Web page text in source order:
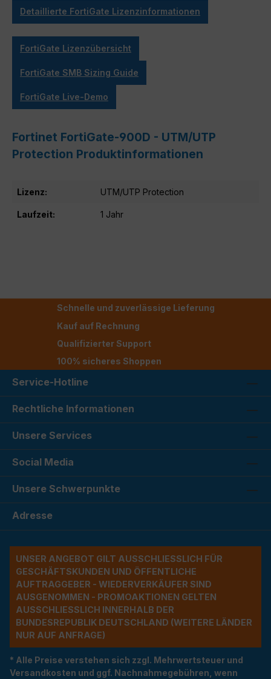
Detaillierte FortiGate Lizenzinformationen
FortiGate Lizenzübersicht
FortiGate SMB Sizing Guide
FortiGate Live-Demo
Fortinet FortiGate-900D - UTM/UTP
Protection Produktinformationen
Lizenz: UTM/UTP Protection
Laufzeit: 1 Jahr
Schnelle und zuverlässige Lieferung
Kauf auf Rechnung
Qualifizierter Support
100% sicheres Shoppen
Service-Hotline
Rechtliche Informationen
Unsere Services
Social Media
Unsere Schwerpunkte
Adresse
UNSER ANGEBOT GILT AUSSCHLIESSLICH FÜR G
ESCHÄFTSKUNDEN UND ÖFFENTLICHE A
UFTRAGGEBER - WIEDERVERKÄUFER SIND A
USGENOMMEN - PROMOAKTIONEN GELTEN A
USSCHLIESSLICH INNERHALB DER BU
NDESREPUBLIK DEUTSCHLAND (WEITERE LÄNDER NU
R AUF ANFRAGE)
* Alle Preise verstehen sich zzgl. Mehrwertsteuer und
Versandkosten und ggf. Nachnahmegebühren, wenn